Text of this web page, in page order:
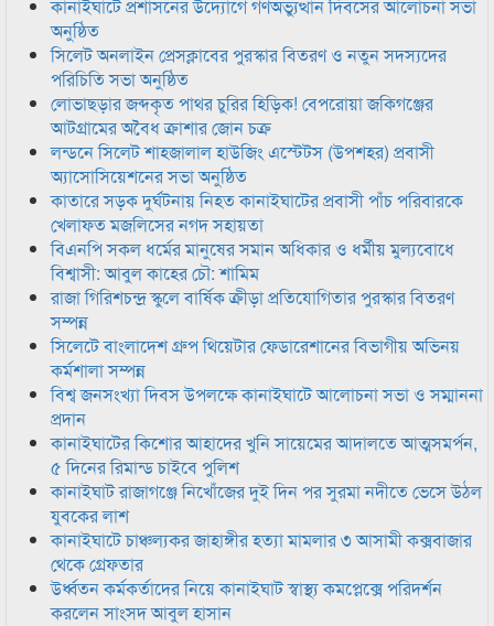
কানাইঘাটে প্রশাসনের উদ্যোগে গণঅভ্যুত্থান দিবসের আলোচনা সভা
অনুষ্ঠিত
সিলেট অনলাইন প্রেসক্লাবের পুরস্কার বিতরণ ও নতুন সদস্যদের
পরিচিতি সভা অনুষ্ঠিত
লোভাছড়ার জব্দকৃত পাথর চুরির হিড়িক! বেপরোয়া জকিগঞ্জের
আটগ্রামের অবৈধ ক্রাশার জোন চক্র
লন্ডনে সিলেট শাহজালাল হাউজিং এস্টেটস (উপশহর) প্রবাসী
অ্যাসোসিয়েশনের সভা অনুষ্ঠিত
কাতারে সড়ক দুর্ঘটনায় নিহত কানাইঘাটের প্রবাসী পাঁচ পরিবারকে
খেলাফত মজলিসের নগদ সহায়তা
বিএনপি সকল ধর্মের মানুষের সমান অধিকার ও ধর্মীয় মুল্যবোধে
বিশ্বাসী: আবুল কাহের চৌ: শামিম
রাজা গিরিশচন্দ্র স্কুলে বার্ষিক ক্রীড়া প্রতিযোগিতার পুরস্কার বিতরণ
সম্পন্ন
সিলেটে বাংলাদেশ গ্রুপ থিয়েটার ফেডারেশানের বিভাগীয় অভিনয়
কর্মশালা সম্পন্ন
বিশ্ব জনসংখ্যা দিবস উপলক্ষে কানাইঘাটে আলোচনা সভা ও সম্মাননা
প্রদান
কানাইঘাটের কিশোর আহাদের খুনি সায়েমের আদালতে আত্মসমর্পন,
৫ দিনের রিমান্ড চাইবে পুলিশ
কানাইঘাট রাজাগঞ্জে নিখোঁজের দুই দিন পর সুরমা নদীতে ভেসে উঠল
যুবকের লাশ
কানাইঘাটে চাঞ্চল্যকর জাহাঙ্গীর হত্যা মামলার ৩ আসামী কক্সবাজার
থেকে গ্রেফতার
উর্ধ্বতন কর্মকর্তাদের নিয়ে কানাইঘাট স্বাস্থ্য কমপ্লেক্সে পরিদর্শন
করলেন সাংসদ আবুল হাসান